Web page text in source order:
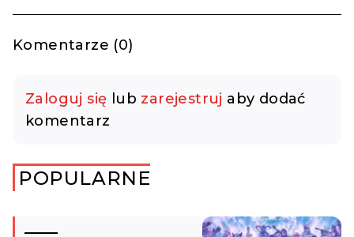
Komentarze (0)
Zaloguj się lub zarejestruj aby dodać
komentarz
POPULARNE